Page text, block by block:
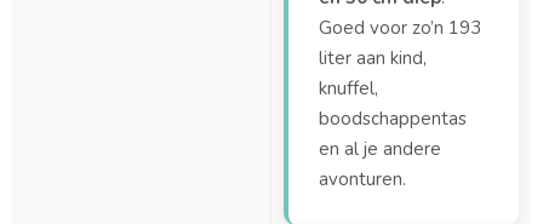
Goed voor zo’n 193
liter aan kind,
knuffel,
boodschappentas
en al je andere
avonturen.